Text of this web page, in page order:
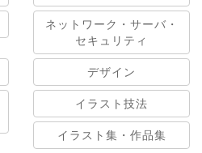
ネットワーク・サーバ・
セキュリティ
デザイン
イラスト技法
イラスト集・作品集